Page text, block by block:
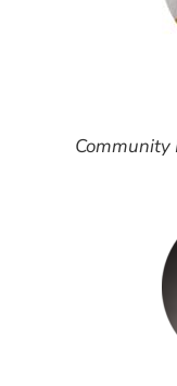
Community